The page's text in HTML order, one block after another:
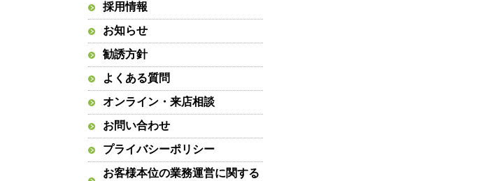
採用情報
お知らせ
勧誘方針
よくある質問
オンライン・来店相談
お問い合わせ
プライバシーポリシー
お客様本位の業務運営に関する